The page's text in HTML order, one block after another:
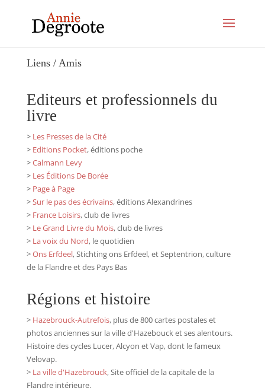
Liens / Amis
Editeurs et professionnels du
livre
> Les Presses de la Cité
> Editions Pocket, éditions poche
>Calmann Levy
> Les Éditions De Borée
> Page à Page
>Sur le pas des écrivains, éditions Alexandrines
> France Loisirs, club de livres
> Le Grand Livre du Mois, club de livres
> La voix du Nord, le quotidien
>Ons Erfdeel, Stichting ons Erfdeel, et Septentrion, culture
de la Flandre et des Pays Bas
Régions et histoire
> Hazebrouck-Autrefois, plus de 800 cartes postales et
photos anciennes sur la ville d'Hazebouck et ses alentours.
Histoire des cycles Lucer, Alcyon et Vap, dont le fameux
Velovap.
> La ville d'Hazebrouck, Site officiel de la capitale de la
Flandre intérieure.